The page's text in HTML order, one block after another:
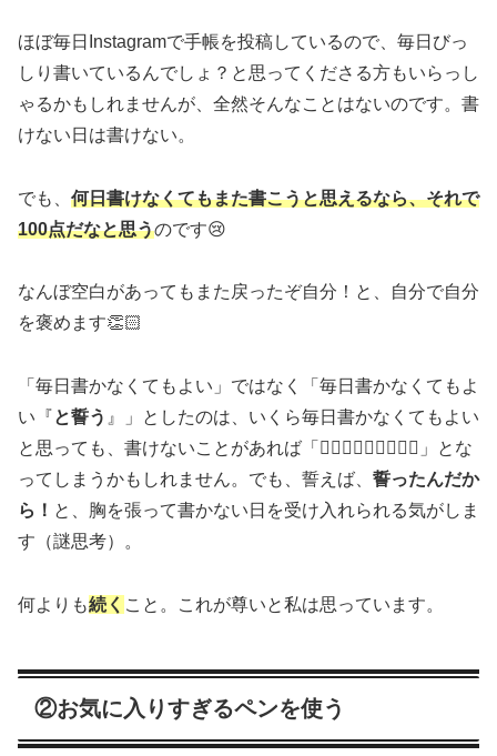
ほぼ毎日Instagramで手帳を投稿しているので、毎日びっ
しり書いているんでしょ？と思ってくださる方もいらっし
ゃるかもしれませんが、全然そんなことはないのです。書
けない日は書けない。
でも、 何日書けなくてもまた書こうと思えるなら、それで
100点だなと思うのです😢
なんぼ空白があってもまた戻ったぞ自分！と、自分で自分
を褒めます👏🏻
「毎日書かなくてもよい」ではなく「毎日書かなくてもよ
い『と誓う 』」としたのは、いくら毎日書かなくてもよい
と思っても、書けないことがあれば「🤦🏻‍♀️🤦🏻‍♀️🤦🏻‍♀️」とな
ってしまうかもしれません。でも、誓えば、 誓ったんだか
ら！ と、胸を張って書かない日を受け入れられる気がしま
す（謎思考）。
何よりも続く こと。これが尊いと私は思っています。
②お気に入りすぎるペンを使う